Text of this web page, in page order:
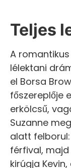
Teljes
A
lélektani
el Borsa
főszereplője
erkölcsű,
Suzanne
alatt
férfival,
kirúgja